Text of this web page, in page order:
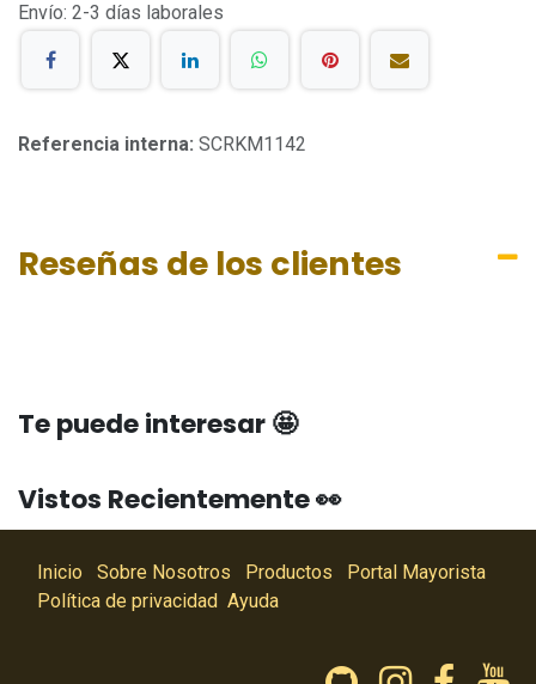
Envío: 2-3 días laborales
Referencia interna: SCRKM1142
Reseñas de los clientes
Te puede interesar 🤩
Vistos Recientemente 👀
Inicio Sobre Nosotros Productos
Portal Mayorista
Política de privacidad Ayuda